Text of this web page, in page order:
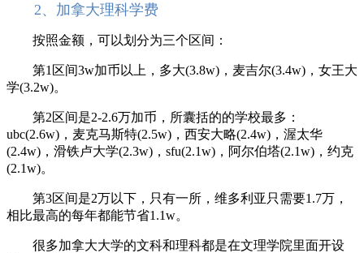
2、加拿大理科学费
按照金额，可以划分为三个区间：
第1区间3w加币以上，多大(3.8w)，麦吉尔(3.4w)，女王大
学(3.2w)。
第2区间是2-2.6万加币，所囊括的的学校最多：
ubc(2.6w)，麦克马斯特(2.5w)，西安大略(2.4w)，渥太华
(2.4w)，滑铁卢大学(2.3w)，sfu(2.1w)，阿尔伯塔(2.1w)，约克
(2.1w)。
第3区间是2万以下，只有一所，维多利亚只需要1.7万，
相比最高的每年都能节省1.1w。
很多加拿大大学的文科和理科都是在文理学院里面开设